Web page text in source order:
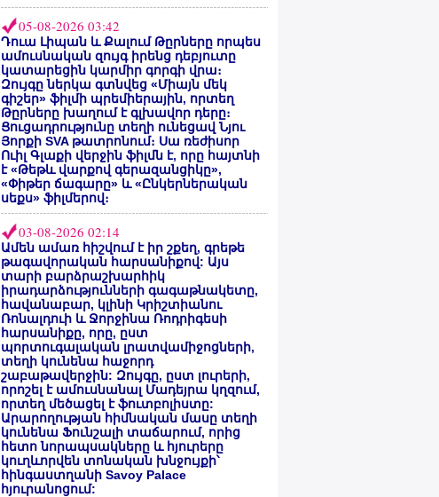
05-08-2026 03:42
Դուա Լիպան և Քալում Թըրները որպես
ամուսնական զույգ իրենց դեբյուտը
կատարեցին կարմիր գորգի վրա։
Զույգը ներկա գտնվեց «Միայն մեկ
գիշեր» ֆիլմի պրեմիերային, որտեղ
Թըրները խաղում է գլխավոր դերը։
Ցուցադրությունը տեղի ունեցավ Նյու
Յորքի SVA թատրոնում։ Սա ռեժիսոր
Ուիլ Գլաքի վերջին ֆիլմն է, որը հայտնի
է «Թեթև վարքով գերազանցիկը»,
«Փիթեր ճագարը» և «Ընկերներական
սեքս» ֆիլմերով։
03-08-2026 02:14
Ամեն ամառ հիշվում է իր շքեղ, գրեթե
թագավորական հարսանիքով: Այս
տարի բարձրաշխարհիկ
իրադարձությունների գագաթնակետը,
հավանաբար, կլինի Կրիշտիանու
Ռոնալդուի և Ջորջինա Ռոդրիգեսի
հարսանիքը, որը, ըստ
պորտուգալական լրատվամիջոցների,
տեղի կունենա հաջորդ
շաբաթավերջին: Զույգը, ըստ լուրերի,
որոշել է ամուսնանալ Մադեյրա կղզում,
որտեղ մեծացել է ֆուտբոլիստը:
Արարողության հիմնական մասը տեղի
կունենա Ֆունշալի տաճարում, որից
հետո նորապսակները և հյուրերը
կուղևորվեն տոնական խնջույքի՝
հինգաստղանի Savoy Palace
հյուրանոցում: